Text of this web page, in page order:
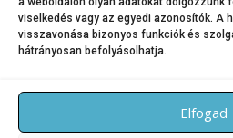
viselkedés vagy az egyedi azonosítók. A
visszavonása bizonyos funkciók és
hátrányosan befolyásolhatja.
Elfogad
KATEGÓRIA:HÍREK